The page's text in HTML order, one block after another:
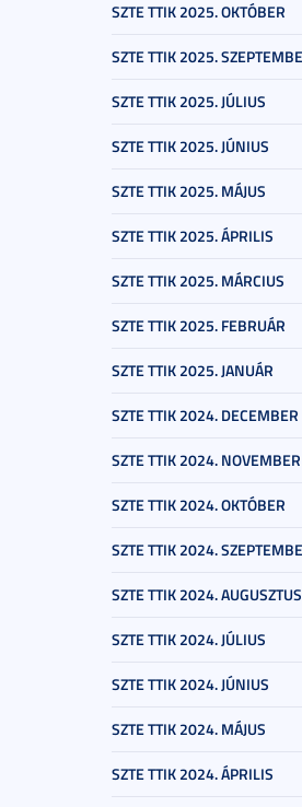
SZTE TTIK 2025. OKTÓBER
SZTE TTIK 2025.
SZTE TTIK 2025. JÚLIUS
SZTE TTIK 2025. JÚNIUS
SZTE TTIK 2025. MÁJUS
SZTE TTIK 2025. ÁPRILIS
SZTE TTIK 2025. MÁRCIUS
SZTE TTIK 2025. FEBRUÁR
SZTE TTIK 2025. JANUÁR
SZTE TTIK 2024. DECEMBER
SZTE TTIK 2024. NOVEMBER
SZTE TTIK 2024. OKTÓBER
SZTE TTIK 2024.
SZTE TTIK 2024. AUGUSZTUS
SZTE TTIK 2024. JÚLIUS
SZTE TTIK 2024. JÚNIUS
SZTE TTIK 2024. MÁJUS
SZTE TTIK 2024. ÁPRILIS